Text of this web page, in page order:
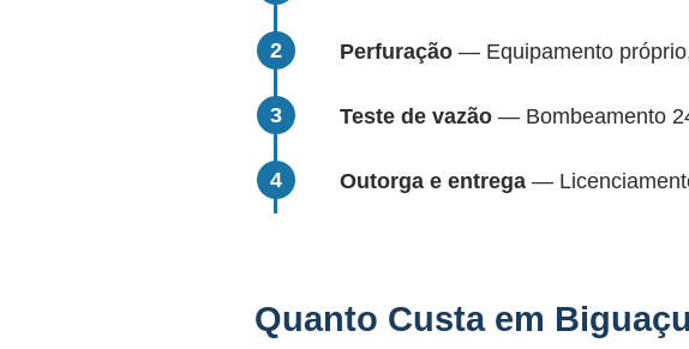
Perfuração — Equipamento
Teste de vazão — Bombeamento
Outorga e entrega —
Quanto Custa em